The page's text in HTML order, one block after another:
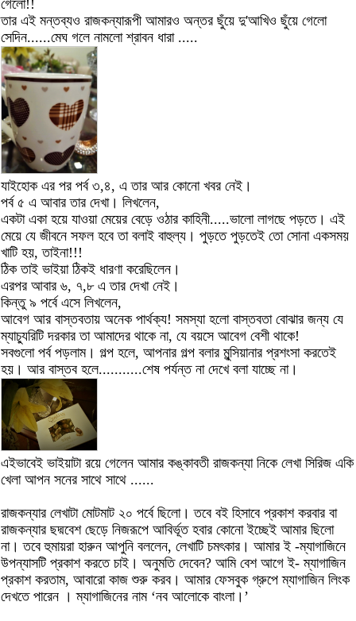
গেলো!!
তার এই মন্তব্যও রাজকন্যারূপী আমারও অন্তর ছুঁয়ে দু'আখিও ছুঁয়ে গেলো
সেদিন......মেঘ গলে নামলো শ্রাবন ধারা .....
যাইহোক এর পর পর্ব ৩,৪, এ তার আর কোনো খবর নেই।
পর্ব ৫ এ আবার তার দেখা। লিখলেন,
একটা একা হয়ে যাওয়া মেয়ের বেড়ে ওঠার কাহিনী.....ভালো লাগছে পড়তে। এই
মেয়ে যে জীবনে সফল হবে তা বলাই বাহুল্য। পুড়তে পুড়তেই তো সোনা একসময়
খাটি হয়, তাইনা!!!
ঠিক তাই ভাইয়া ঠিকই ধারণা করেছিলেন।
এরপর আবার ৬, ৭,৮ এ তার দেখা নেই।
কিন্তু ৯ পর্বে এসে লিখলেন,
আবেগ আর বাস্তবতায় অনেক পার্থক্য! সমস্যা হলো বাস্তবতা বোঝার জন্য যে
ম্যাচ্যুরিটি দরকার তা আমাদের থাকে না, যে বয়সে আবেগ বেশী থাকে!
সবগুলো পর্ব পড়লাম। গল্প হলে, আপনার গল্প বলার মুন্সিয়ানার প্রশংসা করতেই
হয়। আর বাস্তব হলে...........শেষ পর্যন্ত না দেখে বলা যাচ্ছে না।
এইভাবেই ভাইয়াটা রয়ে গেলেন আমার কঙ্কাবতী রাজকন্যা নিকে লেখা সিরিজ একি
খেলা আপন সনের সাথে সাথে ......
রাজকন্যার লেখাটা মোটমাট ২০ পর্বে ছিলো। তবে বই হিসাবে প্রকাশ করবার বা
রাজকন্যার ছদ্মবেশ ছেড়ে নিজরূপে আবির্ভূত হবার কোনো ইচ্ছেই আমার ছিলো
না। তবে হুমায়রা হারুন আপুনি বললেন, লেখাটি চমৎকার। আমার ই -ম্যাগাজিনে
উপন্যাসটি প্রকাশ করতে চাই। অনুমতি দেবেন? আমি বেশ আগে ই- ম্যাগাজিন
প্রকাশ করতাম, আবারো কাজ শুরু করব। আমার ফেসবুক গ্রুপে ম্যাগাজিন লিংক
দেখতে পারেন । ম্যাগাজিনের নাম ‘নব আলোকে বাংলা।’